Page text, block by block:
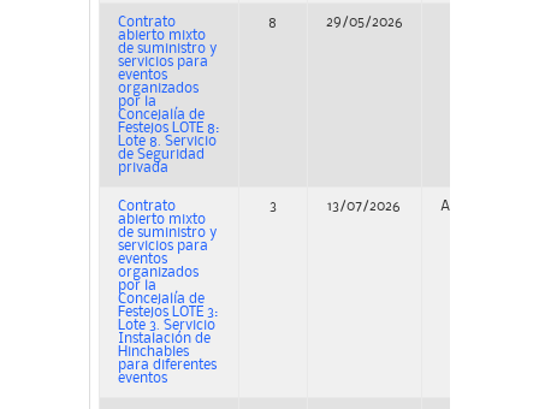
Contrato
abierto mixto
de suministro y
servicios para
eventos
organizados
por la
Concejalía de
Festejos LOTE 8:
Lote 8. Servicio
de Seguridad
privada
8 29/05/2026
Contrato
abierto mixto
de suministro y
servicios para
eventos
organizados
por la
Concejalía de
Festejos LOTE 3:
Lote 3. Servicio
Instalación de
Hinchables
para diferentes
eventos
3 13/07/2026 Adjudicación